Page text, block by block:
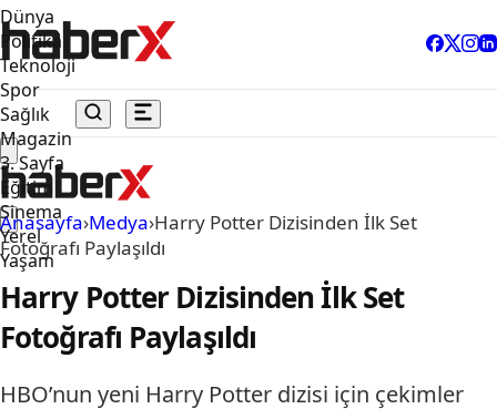
Dünya
Politika
Teknoloji
Spor
Sağlık
Magazin
3. Sayfa
Eğitim
Sinema
Yerel
Yaşam
Anasayfa›Medya›Harry Potter Dizisinden İlk Set
Fotoğrafı Paylaşıldı
Harry Potter Dizisinden İlk Set
Fotoğrafı Paylaşıldı
HBO’nun yeni Harry Potter dizisi için çekimler